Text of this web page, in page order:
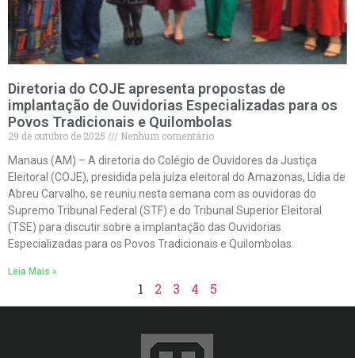
Diretoria do COJE apresenta propostas de
implantação de Ouvidorias Especializadas para os
Povos Tradicionais e Quilombolas
29 de outubro de 2025
Nenhum comentário
Manaus (AM) – A diretoria do Colégio de Ouvidores da Justiça
Eleitoral (COJE), presidida pela juíza eleitoral do Amazonas, Lídia de
Abreu Carvalho, se reuniu nesta semana com as ouvidoras do
Supremo Tribunal Federal (STF) e do Tribunal Superior Eleitoral
(TSE) para discutir sobre a implantação das Ouvidorias
Especializadas para os Povos Tradicionais e Quilombolas.
Leia Mais »
1 2 3 4 5